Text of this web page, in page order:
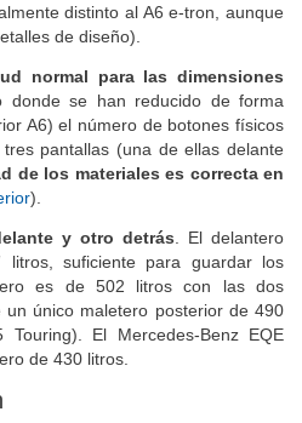
distinto al A6 e-tron, aunque
de diseño).
normal para las dimensiones
donde se han reducido de forma
A6) el número de botones físicos
pantallas (una de ellas delante
de los materiales es correcta en
).
y otro detrás . El delantero
suficiente para guardar los
es de 502 litros con las dos
único maletero posterior de 490
El Mercedes-Benz EQE
de 430 litros.